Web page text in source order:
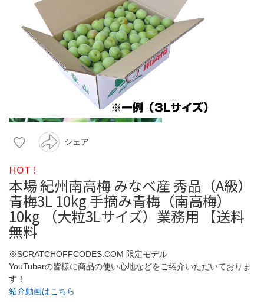
シェア
HOT !
本場 紀州南高梅 みなべ産 秀品（A級）
青梅3L 10kg 手摘み青梅（南高梅）
10kg （大粒3Lサイズ）業務用 【送料
無料
※SCRATCHOFFCODES.COM 限定モデル
YouTuberの皆様に商品の使い心地などをご紹介いただいておりま
す！
紹介動画はこちら